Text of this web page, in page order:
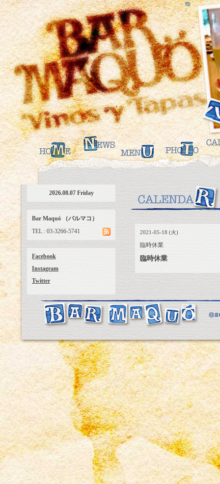
2021-05-18 (火)
臨時休業
臨時休業
2026.08.07 Friday
Bar Maquó （バルマコ）
TEL : 03-3266-5741
Facebook
Instagram
Twitter